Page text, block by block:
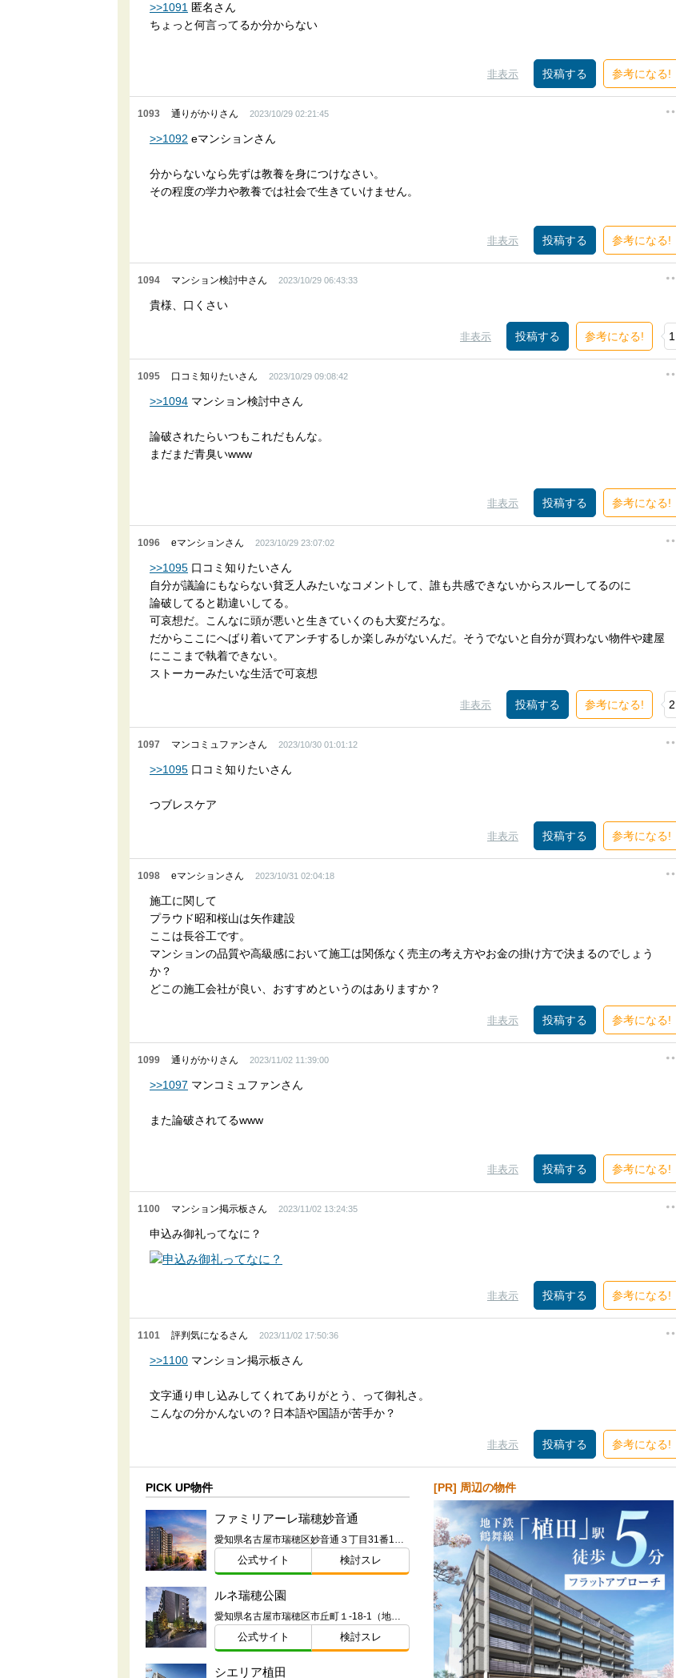
>>1091 匿名さん
ちょっと何言ってるか分からない
非表示 参考になる!
1093 通りがかりさん 2023/10/29 02:21:45
>>1092 eマンションさん
分からないなら先ずは教養を身につけなさい。
その程度の学力や教養では社会で生きていけません。
非表示 参考になる!
1094 マンション検討中さん 2023/10/29 06:43:33
貴様、口くさい
非表示 参考になる! 1
1095 口コミ知りたいさん 2023/10/29 09:08:42
>>1094 マンション検討中さん
論破されたらいつもこれだもんな。
まだまだ青臭いwww
非表示 参考になる!
1096 eマンションさん 2023/10/29 23:07:02
>>1095 口コミ知りたいさん
自分が議論にもならない貧乏人みたいなコメントして、誰も共感できないからスルーしてるのに
論破してると勘違いしてる。
可哀想だ。こんなに頭が悪いと生きていくのも大変だろな。
だからここにへばり着いてアンチするしか楽しみがないんだ。そうでないと自分が買わない物件や建屋
にここまで執着できない。
ストーカーみたいな生活で可哀想
非表示 参考になる! 2
1097 マンコミュファンさん 2023/10/30 01:01:12
>>1095 口コミ知りたいさん
つブレスケア
非表示 参考になる!
1098 eマンションさん 2023/10/31 02:04:18
施工に関して
プラウド昭和桜山は矢作建設
ここは長谷工です。
マンションの品質や高級感において施工は関係なく売主の考え方やお金の掛け方で決まるのでしょう
か？
どこの施工会社が良い、おすすめというのはありますか？
非表示 参考になる!
1099 通りがかりさん 2023/11/02 11:39:00
>>1097 マンコミュファンさん
また論破されてるwww
非表示 参考になる!
1100 マンション掲示板さん 2023/11/02 13:24:35
申込み御礼ってなに？
非表示 参考になる!
1101 評判気になるさん 2023/11/02 17:50:36
>>1100 マンション掲示板さん
文字通り申し込みしてくれてありがとう、って御礼さ。
こんなの分かんないの？日本語や国語が苦手か？
非表示 参考になる!
PICK UP物件
ファミリアーレ瑞穂妙音通
愛知県名古屋市瑞穂区妙音通３丁目31番1ほか
公式サイト 検討スレ
ルネ瑞穂公園
愛知県名古屋市瑞穂区市丘町１-18-1（地番）
公式サイト 検討スレ
シエリア植田
[PR] 周辺の物件